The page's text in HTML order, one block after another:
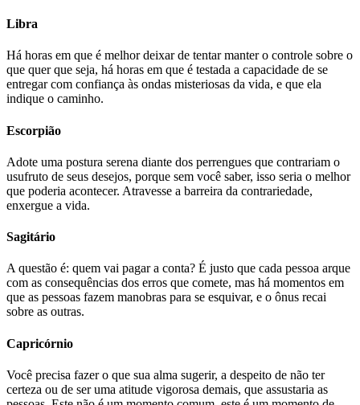
Libra
Há horas em que é melhor deixar de tentar manter o controle sobre o
que quer que seja, há horas em que é testada a capacidade de se
entregar com confiança às ondas misteriosas da vida, e que ela
indique o caminho.
Escorpião
Adote uma postura serena diante dos perrengues que contrariam o
usufruto de seus desejos, porque sem você saber, isso seria o melhor
que poderia acontecer. Atravesse a barreira da contrariedade,
enxergue a vida.
Sagitário
A questão é: quem vai pagar a conta? É justo que cada pessoa arque
com as consequências dos erros que comete, mas há momentos em
que as pessoas fazem manobras para se esquivar, e o ônus recai
sobre as outras.
Capricórnio
Você precisa fazer o que sua alma sugerir, a despeito de não ter
certeza ou de ser uma atitude vigorosa demais, que assustaria as